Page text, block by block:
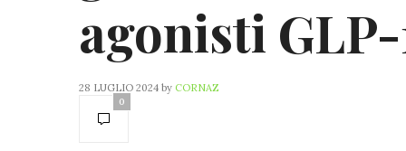
agonisti GLP-
28 LUGLIO 2024 by CORNAZ
0